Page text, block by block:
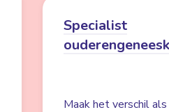
Specialist
Maak het verschil